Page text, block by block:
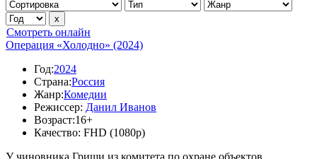
Смотреть онлайн
Операция «Холодно» (2024)
Год:2024
Страна:Россия
Жанр:Комедии
Режиссер: Данил Иванов
Возраст:16+
Качество: FHD (1080p)
У чиновника Гриши из комитета по охране объектов